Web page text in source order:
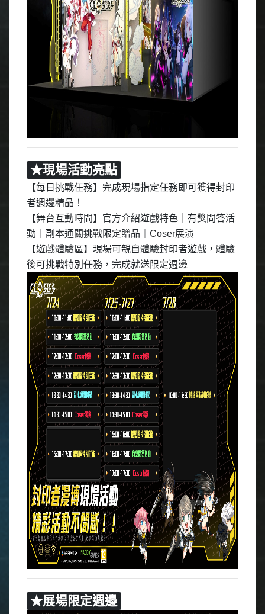
★現場活動亮點
【每日挑戰任務】完成現場指定任務即可獲得封印
者週邊精品！
【舞台互動時間】官方介紹遊戲特色｜有獎問答活
動｜副本通關挑戰限定贈品｜ Coser展演
【遊戲體驗區】現場可親自體驗封印者遊戲，體驗
後可挑戰特別任務，完成就送限定週邊
★展場限定週邊